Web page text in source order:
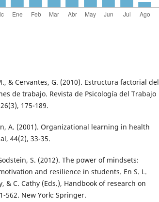
& Cervantes, G. (2010). Estructura factorial del
de trabajo. Revista de Psicología del Trabajo
175-189.
A. (2001). Organizational learning in health
44(2), 33-35.
S. (2012). The power of mindsets:
and resilience in students. En S. L.
& C. Cathy (Eds.), Handbook of research on
562. New York: Springer.